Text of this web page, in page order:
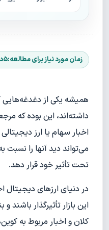
همیشه یکی از دغدغه‌هایی
داشته‌اند، این بوده که
اخبار سهام یا ارز دیجیتالی
می‌تواند دید آنها را نسبت
تحت تأثیر خود قرار دهد.
در دنیای ارزهای دیجیتال
این بازار تأثیرگذار باشند و
کلان و اخبار مربوط به